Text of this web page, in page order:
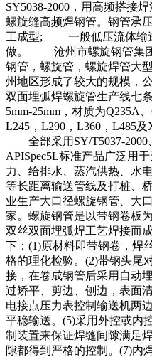
SY5038-2000，用高频搭接
螺旋缝高频焊钢管。钢管承
工成型; 一般低压流体输
做。 沧州市螺旋钢管集团
钢管，螺旋管，螺旋焊管大
州地区形成了较大的规模，
双面埋弧焊螺旋管生产线七
5mm-25mm，材质为Q235A
L245，L290，L360，L485
全部采用SY/T5037-2000
APISpec5L标准产品广泛用
力、给排水、蒸汽供热、水
等长距离输送管线及打桩、
业生产大口径螺旋钢管、大
家。螺旋钢管是以带钢卷板
双丝双面埋弧焊工艺焊接而
下：(1)原材料即带钢卷，焊
格的理化检验。(2)带钢头尾
接，在卷成钢管后采用自动
过矫平、剪边、刨边，表面
电接点压力表控制输送机两
平稳输送。(5)采用外控或内
制装置来保证焊缝间隙满足
隙都得到严格的控制。(7)内